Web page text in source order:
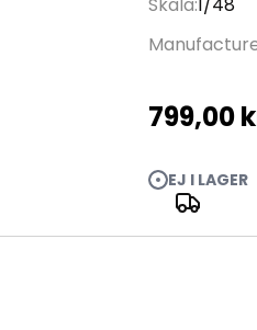
799,00
EJ I LAGER